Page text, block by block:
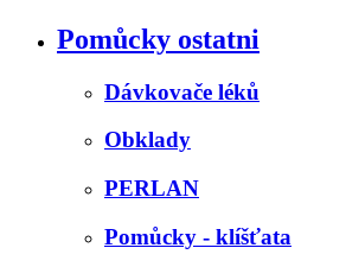
Pomůcky ostatni
Dávkovače léků
Obklady
PERLAN
Pomůcky - klíšťata